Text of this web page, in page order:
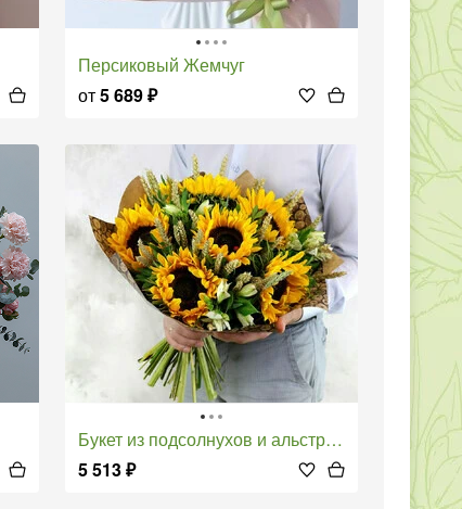
Персиковый Жемчуг
от5 689₽
Букет из подсолнухов и альстромерий с листьями фисташки
5 513₽